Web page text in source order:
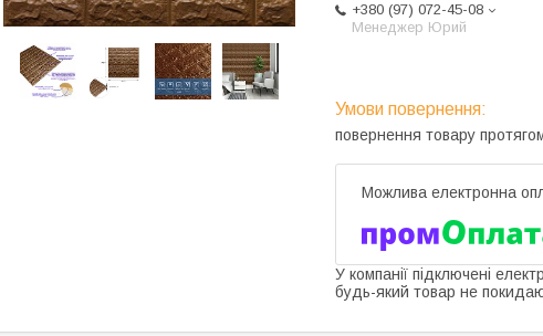
+380 (97) 072-45-08
Менеджер Юрий
повернення товару
У компанії підключені
будь-який товар не